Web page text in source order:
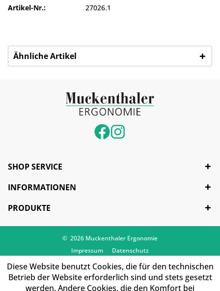
Artikel-Nr.: 27026.1
Ähnliche Artikel
SHOP SERVICE
INFORMATIONEN
PRODUKTE
© 2026 Muckenthaler Ergonomie
Impressum
Datenschutz
Diese Website benutzt Cookies, die für den technischen
Betrieb der Website erforderlich sind und stets gesetzt
werden. Andere Cookies, die den Komfort bei